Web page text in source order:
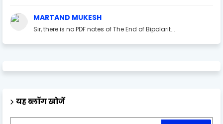
MARTAND MUKESH
Sir, there is no PDF notes of The End of Bipolarit...
यह ब्लॉग खोजें